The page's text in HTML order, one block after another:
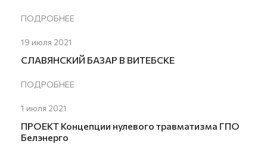
ПОДРОБНЕЕ
19 июля 2021
СЛАВЯНСКИЙ БАЗАР В ВИТЕБСКЕ
ПОДРОБНЕЕ
1 июля 2021
ПРОЕКТ Концепции нулевого травматизма ГПО
Белэнерго